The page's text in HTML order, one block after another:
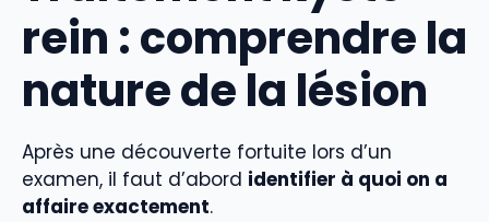
rein : comprendre la
nature de la lésion
Après une découverte fortuite lors d’un
examen, il faut d’abord identifier à quoi on a
affaire exactement.